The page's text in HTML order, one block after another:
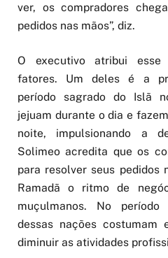
ver, os compradores
pedidos nas mãos”, diz.
O executivo atribui esse
fatores. Um deles é a
período sagrado do Islã
jejuam durante o dia e
noite, impulsionando a
Solimeo acredita que os
para resolver seus pedidos
Ramadã o ritmo de
muçulmanos. No
dessas nações costumam
diminuir as atividades